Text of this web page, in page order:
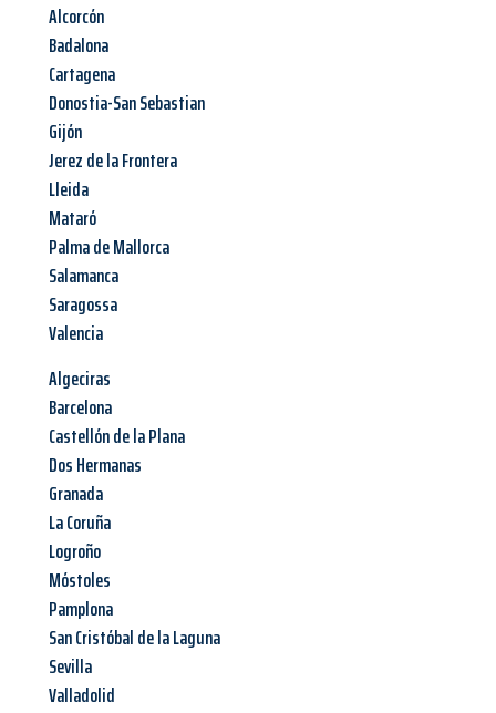
Alcorcón
Badalona
Cartagena
Donostia-San Sebastian
Gijón
Jerez de la Frontera
Lleida
Mataró
Palma de Mallorca
Salamanca
Saragossa
Valencia
Algeciras
Barcelona
Castellón de la Plana
Dos Hermanas
Granada
La Coruña
Logroño
Móstoles
Pamplona
San Cristóbal de la Laguna
Sevilla
Valladolid